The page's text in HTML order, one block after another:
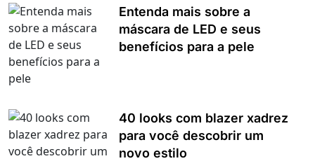
Entenda mais sobre a
máscara de LED e seus
benefícios para a pele
40 looks com blazer xadrez
para você descobrir um
novo estilo